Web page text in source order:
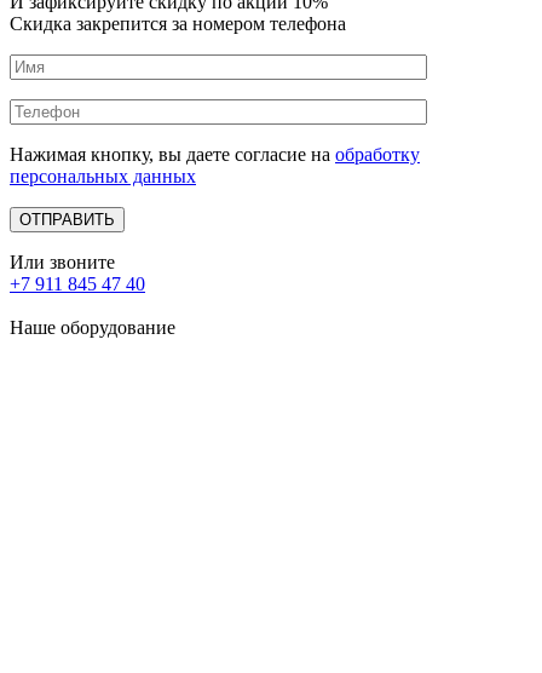
Скидка закрепится за номером телефона
Нажимая кнопку, вы даете согласие на обработку
персональных данных
Или звоните
+7 911 845 47 40
Наше оборудование